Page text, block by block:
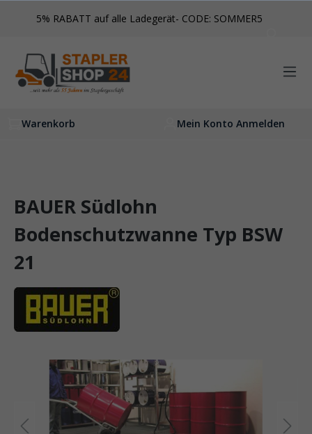
springen
5% RABATT auf alle Ladegerät- CODE: SOMMER5
Mein Konto Anmelden
Warenkorb
BAUER Südlohn
Bodenschutzwanne Typ BSW
21